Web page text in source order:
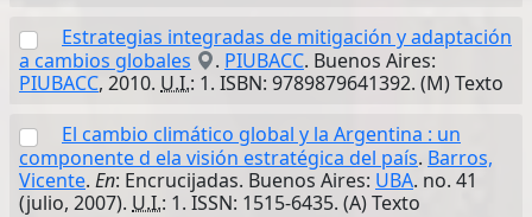
Estrategias integradas de mitigación y adaptación
a cambios globales
. PIUBACC. Buenos Aires:
PIUBACC, 2010. U.I.: 1. ISBN: 9789879641392. (M) Texto
El cambio climático global y la Argentina : un
componente d ela visión estratégica del país. Barros,
Vicente. En: Encrucijadas. Buenos Aires: UBA. no. 41
(julio, 2007). U.I.: 1. ISSN: 1515-6435. (A) Texto